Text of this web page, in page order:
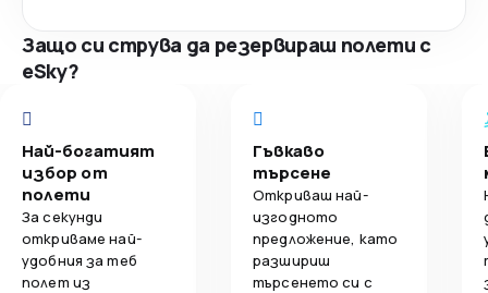
Защо си струва да резервираш полети с
eSky?
Най-богатият
избор от
полети
За секунди
откриваме най-
удобния за теб
полет из
Гъвкаво
търсене
Откриваш най-
изгодното
предложение, като
разшириш
търсенето си с